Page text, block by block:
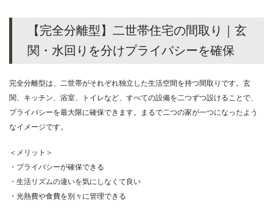
【完全分離型】二世帯住宅の間取り｜玄
関・水回りを分けプライバシーを確保
完全分離型は、二世帯がそれぞれ独立した生活空間を持つ間取りです。玄
関、キッチン、浴室、トイレなど、すべての設備を二つずつ設けることで、
プライバシーを最大限に確保できます。まるで二つの家が一つになったよう
なイメージです。
＜メリット＞
・プライバシーが確保できる
・生活リズムの違いを気にしなくて良い
・光熱費や食費を別々に管理できる